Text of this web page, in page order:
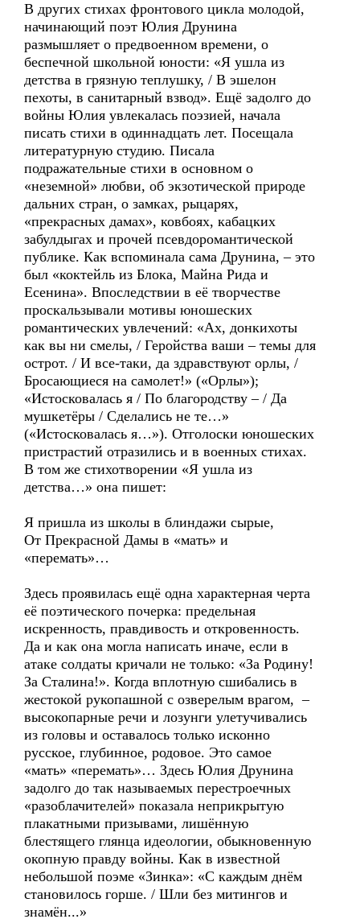
В других стихах фронтового цикла молодой,
начинающий поэт Юлия Друнина
размышляет о предвоенном времени, о
беспечной школьной юности: «Я ушла из
детства в грязную теплушку, / В эшелон
пехоты, в санитарный взвод». Ещё задолго до
войны Юлия увлекалась поэзией, начала
писать стихи в одиннадцать лет. Посещала
литературную студию. Писала
подражательные стихи в основном о
«неземной» любви, об экзотической природе
дальних стран, о замках, рыцарях,
«прекрасных дамах», ковбоях, кабацких
забулдыгах и прочей псевдоромантической
публике. Как вспоминала сама Друнина, – это
был «коктейль из Блока, Майна Рида и
Есенина». Впоследствии в её творчестве
проскальзывали мотивы юношеских
романтических увлечений: «Ах, донкихоты
как вы ни смелы, / Геройства ваши – темы для
острот. / И все-таки, да здравствуют орлы, /
Бросающиеся на самолет!» («Орлы»);
«Истосковалась я / По благородству – / Да
мушкетёры / Сделались не те…»
(«Истосковалась я…»). Отголоски юношеских
пристрастий отразились и в военных стихах.
В том же стихотворении «Я ушла из
детства…» она пишет:
Я пришла из школы в блиндажи сырые,
От Прекрасной Дамы в «мать» и
«перемать»…
Здесь проявилась ещё одна характерная черта
её поэтического почерка: предельная
искренность, правдивость и откровенность.
Да и как она могла написать иначе, если в
атаке солдаты кричали не только: «За Родину!
За Сталина!». Когда вплотную сшибались в
жестокой рукопашной с озверелым врагом, –
высокопарные речи и лозунги улетучивались
из головы и оставалось только исконно
русское, глубинное, родовое. Это самое
«мать» «перемать»… Здесь Юлия Друнина
задолго до так называемых перестроечных
«разоблачителей» показала неприкрытую
плакатными призывами, лишённую
блестящего глянца идеологии, обыкновенную
окопную правду войны. Как в известной
небольшой поэме «Зинка»: «С каждым днём
становилось горше. / Шли без митингов и
знамён...»